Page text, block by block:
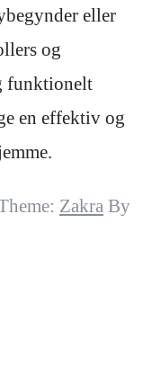
eller
og
funktionelt
en effektiv og
Zakra By